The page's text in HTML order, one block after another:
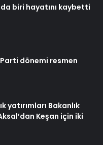
biri hayatını kaybetti
Parti dönemi resmen
yatırımları Bakanlık
Keşan için iki